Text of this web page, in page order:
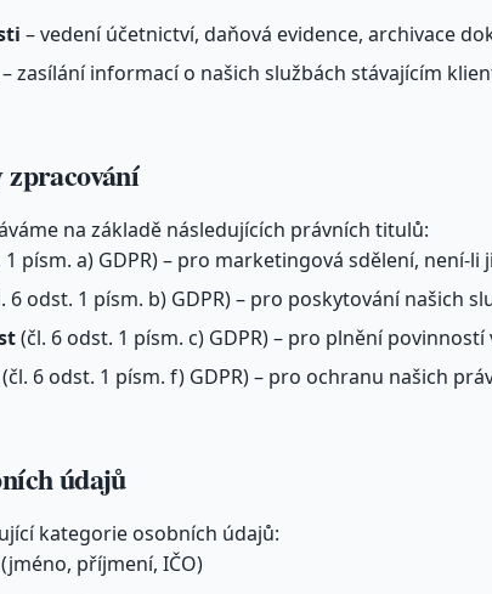
– vedení účetnictví, daňová evidence, archivace
– zasílání informací o našich službách stávajícím
na základě následujících právních titulů:
1 písm. a) GDPR) – pro marketingová sdělení, není-li
6 odst. 1 písm. b) GDPR) – pro poskytování našich
(čl. 6 odst. 1 písm. c) GDPR) – pro plnění
(čl. 6 odst. 1 písm. f) GDPR) – pro ochranu našich
údajů
kategorie osobních údajů:
příjmení, IČO)